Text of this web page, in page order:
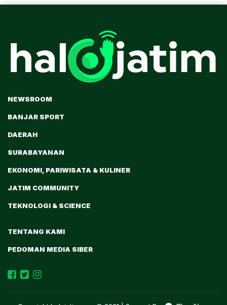
NEWSROOM
BANJAR SPORT
DAERAH
SURABAYANAN
EKONOMI, PARIWISATA & KULINER
JATIM COMMUNITY
TEKNOLOGI & SCIENCE
TENTANG KAMI
PEDOMAN MEDIA SIBER